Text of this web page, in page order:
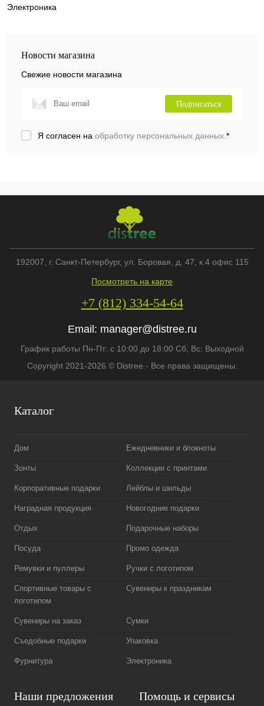
Электроника
Новости магазина
Свежие новости магазина
Подписаться
Я согласен на обработку персональных данных.*
Каталог
Дом Ежедневники и блокноты
Зонты Коллекции с принтами
Корпоративные подарки Лейблы и шильды
Наградная продукция Новогодние подарки
Отдых Подарочные наборы
Посуда Промо одежда
Ремувки и пуллеры Ручки с логотипом
Спортивные товары с
логотипом
Сувениры к праздникам
Сувениры на заказ Сумки
Съедобные подарки Упаковка
Фурнитура Электроника
Наши предложения Помощь и сервисы
192007 , г. Санкт-Петербург, ул. Боровая, д. 47, к.4 офис 115
Посмотреть на карте
+7 (812) 334-54-64
Email: manager@distree.ru
График работы Пн-Пт: с 10:00 до 18:00 Сб, Вс: Выходной
Copyright 2021-2026 © Distree - Все права защищены.